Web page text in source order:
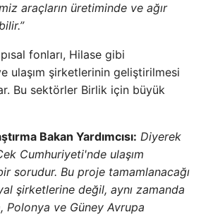
araçların üretiminde ve ağır
fonları, Hilase gibi
ulaşım şirketlerinin geliştirilmesi
Bu sektörler Birlik için büyük
Bakan Yardımcısı: Diyerek
Cumhuriyeti'nde ulaşım
sorudur. Bu proje tamamlanacağı
şirketlerine değil, aynı zamanda
Polonya ve Güney Avrupa